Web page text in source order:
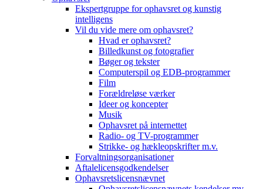
Ekspertgruppe for ophavsret og kunstig
intelligens
Vil du vide mere om ophavsret?
Hvad er ophavsret?
Billedkunst og fotografier
Bøger og tekster
Computerspil og EDB-programmer
Film
Forældreløse værker
Ideer og koncepter
Musik
Ophavsret på internettet
Radio- og TV-programmer
Strikke- og hækleopskrifter m.v.
Forvaltningsorganisationer
Aftalelicensgodkendelser
Ophavsretslicensnævnet